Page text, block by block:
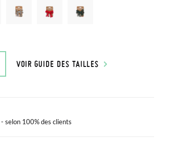
VOIR GUIDE DES TAILLES
- selon 100% des clients